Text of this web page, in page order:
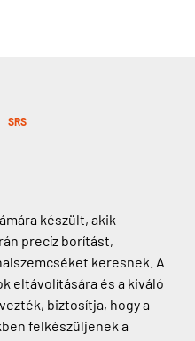
SRS
készült, akik
precíz borítást,
keresnek. A
eltávolítására és a kiváló
biztosítja, hogy a
felkészüljenek a